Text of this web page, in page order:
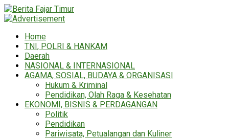
Home
TNI, POLRI & HANKAM
Daerah
NASIONAL & INTERNASIONAL
AGAMA, SOSIAL, BUDAYA & ORGANISASI
Hukum & Kriminal
Pendidikan, Olah Raga & Kesehatan
EKONOMI, BISNIS & PERDAGANGAN
Politik
Pendidikan
Pariwisata, Petualangan dan Kuliner